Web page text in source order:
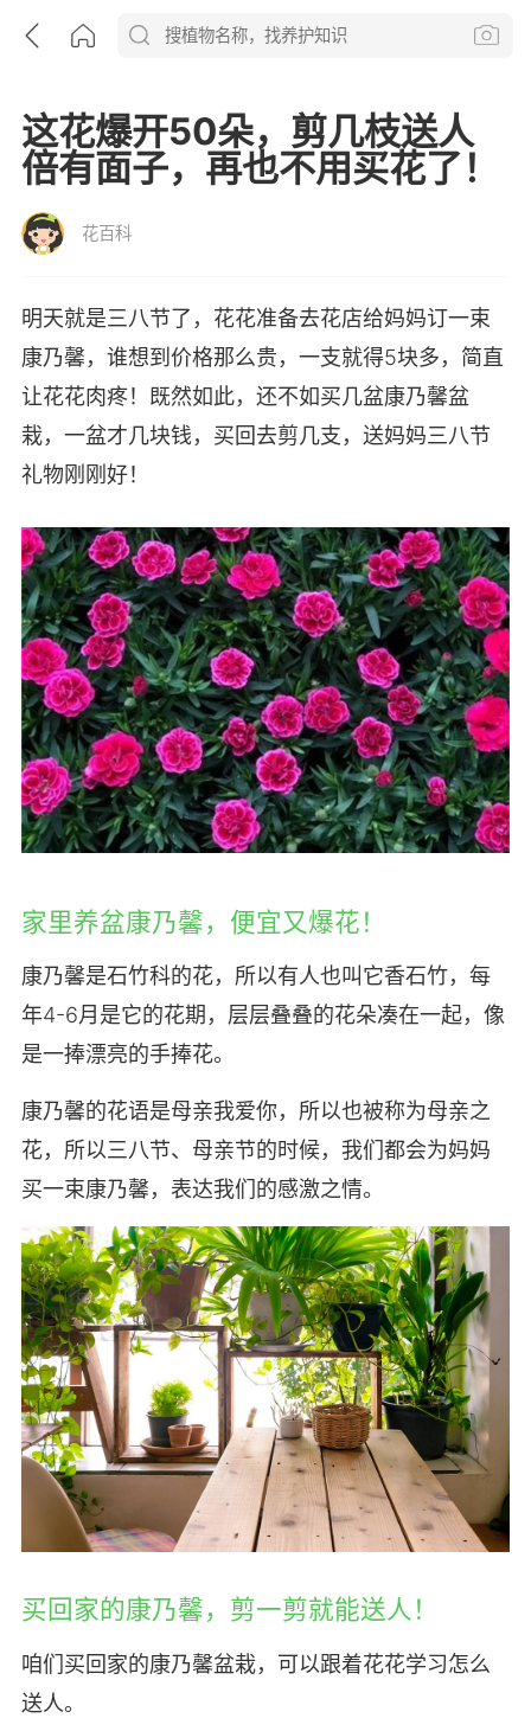
这花爆开50朵，剪几枝送人
倍有面子，再也不用买花了！
花百科
明天就是三八节了，花花准备去花店给妈妈订一束
康乃馨，谁想到价格那么贵，一支就得5块多，简直
让花花肉疼！既然如此，还不如买几盆康乃馨盆
栽，一盆才几块钱，买回去剪几支，送妈妈三八节
礼物刚刚好！
家里养盆康乃馨，便宜又爆花！
康乃馨是石竹科的花，所以有人也叫它香石竹，每
年4-6月是它的花期，层层叠叠的花朵凑在一起，像
是一捧漂亮的手捧花。
康乃馨的花语是母亲我爱你，所以也被称为母亲之
花，所以三八节、母亲节的时候，我们都会为妈妈
买一束康乃馨，表达我们的感激之情。
买回家的康乃馨，剪一剪就能送人！
咱们买回家的康乃馨盆栽，可以跟着花花学习怎么
送人。